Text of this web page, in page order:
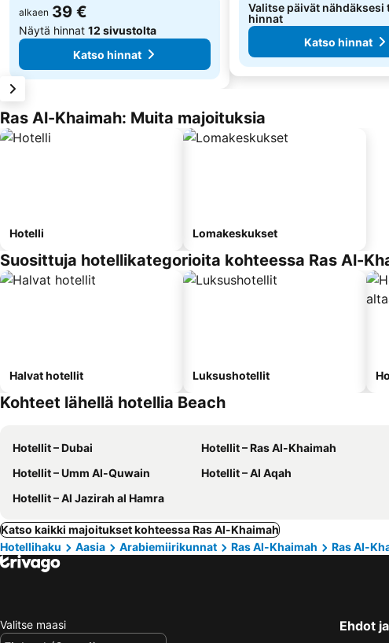
alkaen 39 €
Näytä hinnat 12 sivustolta
Katso hinnat
Valitse päivät nähdäksesi
hinnat
Katso hinnat
Ras Al-Khaimah: Muita majoituksia
Hotelli Lomakeskukset
Suosittuja hotellikategorioita kohteessa Ras Al-
Halvat hotellit Luksushotellit
Kohteet lähellä hotellia Beach
Hotellit – Dubai Hotellit – Ras Al-Khaimah
Hotellit – Umm Al-Quwain
Hotellit – Al Aqah
Hotellit – Al Jazirah al Hamra
Katso kaikki majoitukset kohteessa Ras Al-Khaimah
Hotellihaku
Aasia Arabiemiirikunnat Ras Al-Khaimah Ras Al-
Valitse maasi Ehdot